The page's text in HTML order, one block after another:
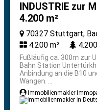
INDUSTRIE zur
4.200 m²
70327 Stuttgart,
4.200 m²
Fußläufig ca. 300m zur
Bahn Station
Anbindung an die B10
Wangen. ...
Immobilienmakler